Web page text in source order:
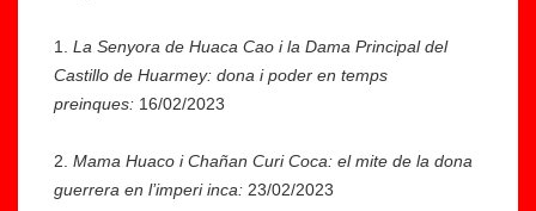
1. La Senyora de Huaca Cao i la Dama Principal del
Castillo de Huarmey: dona i poder en temps
preinques: 16/02/2023
2. Mama Huaco i Chañan Curi Coca: el mite de la dona
guerrera en l’imperi inca: 23/02/2023